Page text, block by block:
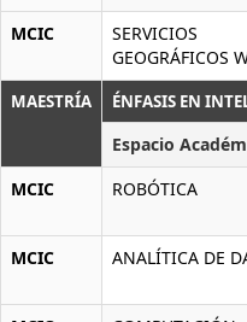
MCIC
SERVICIOS
GEOGRÁFICOS
MAESTRÍA ÉNFASIS EN
Espacio
MCIC
ROBÓTICA
MCIC ANALÍTICA DE